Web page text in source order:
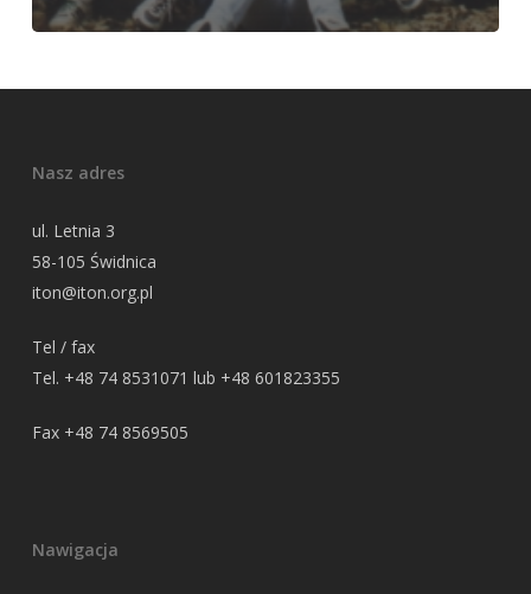
Nasz adres
ul. Letnia 3
58-105 Świdnica
iton@iton.org.pl
Tel / fax
Tel. +48 74 8531071 lub +48 601823355
Fax +48 74 8569505
Nawigacja